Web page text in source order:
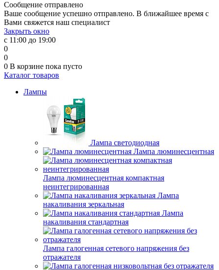
Сообщение отправлено
Ваше сообщение успешно отправлено. В ближайшее время с
Вами свяжется наш специалист
Закрыть окно
с 11:00 до 19:00
0
0
0 В корзине пока пусто
Каталог товаров
Лампы
Лампа светодиодная
Лампа люминесцентная
Лампа люминесцентная компактная
неинтегрированная
Лампа
накаливания зеркальная
Лампа
накаливания стандартная
Лампа галогенная сетевого напряжения без
отражателя